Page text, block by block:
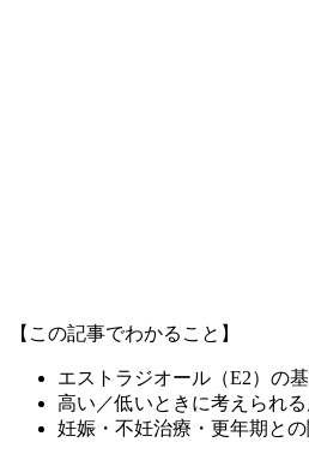
【この記事でわかること】
エストラジオール（E2）の
高い／低いときに考えられ
妊娠・不妊治療・更年期と